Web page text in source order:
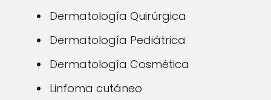
Dermatología Quirúrgica
Dermatología Pediátrica
Dermatología Cosmética
Linfoma cutáneo